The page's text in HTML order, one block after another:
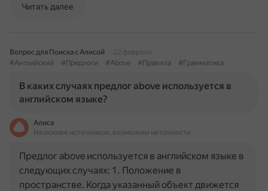
Читать далее
Вопрос для Поиска с Алисой
22 февраля
#Английский
#Предлоги #Above #Правила #Грамматика
В каких случаях предлог above используется в
английском языке?
Алиса
На основе источников, возможны неточности
Предлог above используется в английском языке в
следующих случаях: 1. Положение в
пространстве. Когда указанный объект движется